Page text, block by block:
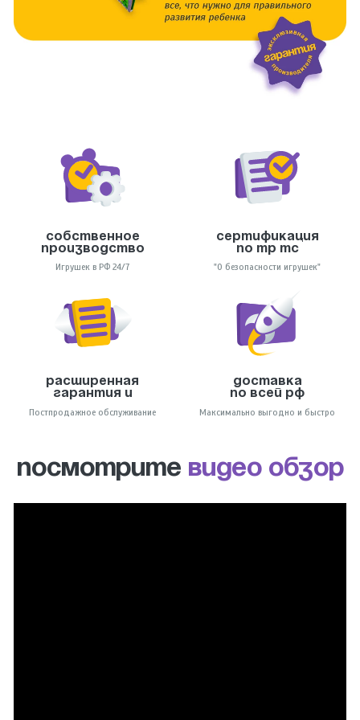
Собственное
производство
Игрушек в РФ 24/7
Сертификация
по тр тс
"О безопасности игрушек"
Расширенная
гарантия и
Постпродажное обслуживание
Доставка
по всей РФ
Максимально выгодно и быстро
ПОСМОТРИТЕ ВИДЕО ОБЗОР